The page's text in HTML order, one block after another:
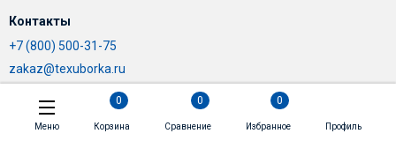
Контакты
+7 (800) 500-31-75
zakaz@texuborka.ru
Меню
0
Корзина
0
Сравнение
0
Избранное Профиль